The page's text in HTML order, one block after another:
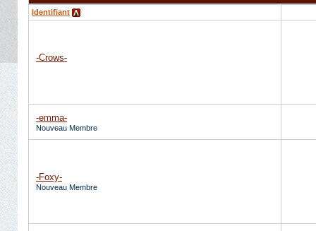
Identifiant
-Crows-
-emma-
Nouveau Membre
-Foxy-
Nouveau Membre